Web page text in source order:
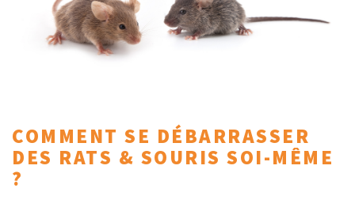
COMMENT SE DÉBARRASSER
DES RATS & SOURIS SOI-MÊME
?